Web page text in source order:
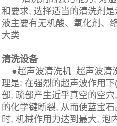
和要求, 选择适当的清洗剂
液主要有无机酸、氧化剂、
大类
清洗设备
●超声波清洗机 超声波清
理是: 在强烈的超声波作用
部, 疏部产生近乎真空的空
的化学键断裂, 从而使蓝宝
时, 机械作用力达到最大, 泡